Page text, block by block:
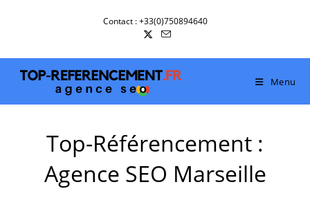
Contact : +33(0)750894640
Menu
Top-Référencement :
Agence SEO Marseille